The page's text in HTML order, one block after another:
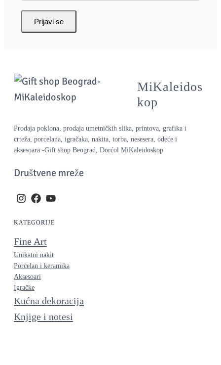
Prijavi se
MiKaleidos
kop
Prodaja poklona, prodaja umetničkih slika, printova, grafika i
crteža, porcelana, igračaka, nakita, torba, nesesera, odeće i
aksesoara -Gift shop Beograd, Dorćol MiKaleidoskop
Društvene mreže
KATEGORIJE
Fine Art
Unikatni nakit
Porcelan i keramika
Aksesoari
Igračke
Kućna dekoracija
Knjige i notesi